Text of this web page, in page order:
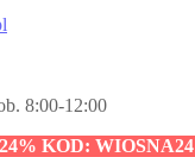
8:00-12:00
KOD: WIOSNA24